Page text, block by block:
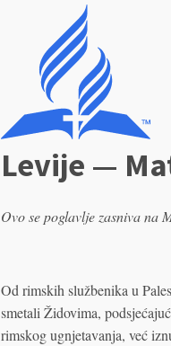
Levije —
Ovo se poglavlje zasniva na
Od rimskih službenika u
smetali Židovima,
rimskog ugnjetavanja, već